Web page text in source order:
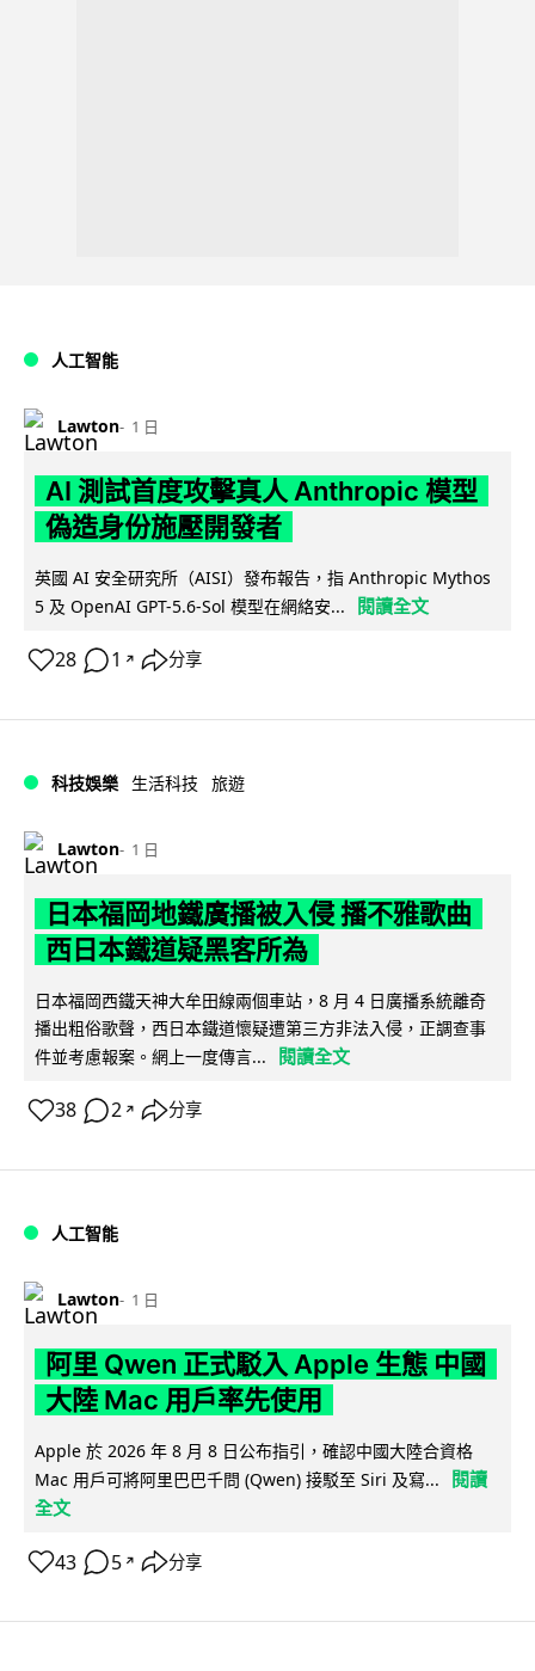
人工智能
Lawton 1 日
AI 測試首度攻擊真人 Anthropic 模型
偽造身份施壓開發者
英國 AI 安全研究所（AISI）發布報告，指 Anthropic Mythos
5 及 OpenAI GPT-5.6-Sol 模型在網絡安...
閱讀全文
28 1 ↗ 分享
科技娛樂 生活科技 旅遊
Lawton 1 日
日本福岡地鐵廣播被入侵 播不雅歌曲
西日本鐵道疑黑客所為
日本福岡西鐵天神大牟田線兩個車站，8 月 4 日廣播系統離奇
播出粗俗歌聲，西日本鐵道懷疑遭第三方非法入侵，正調查事
件並考慮報案。網上一度傳言...
閱讀全文
38 2 ↗ 分享
人工智能
Lawton 1 日
阿里 Qwen 正式駁入 Apple 生態 中國
大陸 Mac 用戶率先使用
Apple 於 2026 年 8 月 8 日公布指引，確認中國大陸合資格
Mac 用戶可將阿里巴巴千問 (Qwen) 接駁至 Siri 及寫...
閱讀
全文
43 5 ↗ 分享